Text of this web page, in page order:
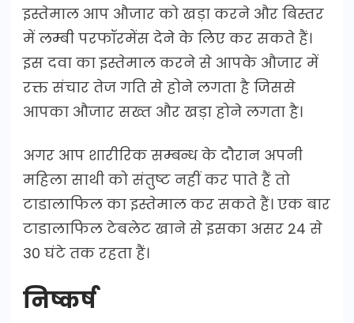
इस्तेमाल आप औजार को खड़ा करने और बिस्तर
में लम्बी परफॉरमेंस देने के लिए कर सकते हैं।
इस दवा का इस्तेमाल करने से आपके औजार में
रक्त संचार तेज गति से होने लगता है जिससे
आपका औजार सख्त और खड़ा होने लगता है।
अगर आप शारीरिक सम्बन्ध के दौरान अपनी
महिला साथी को संतुष्ट नहीं कर पाते हैं तो
टाडालाफिल का इस्तेमाल कर सकते हैं। एक बार
टाडालाफिल टेबलेट खाने से इसका असर 24 से
30 घंटे तक रहता हैं।
निष्कर्ष